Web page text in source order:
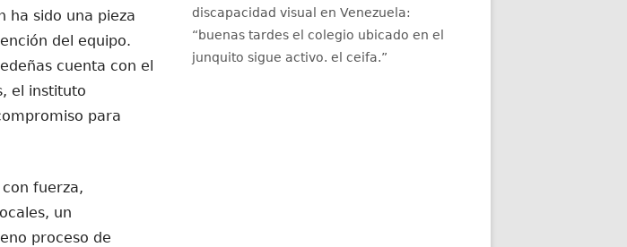
ha sido una pieza
del equipo.
cuenta con el
el instituto
para
fuerza,
un
proceso de
discapacidad visual en Venezuela:
“buenas tardes el colegio ubicado en el
junquito sigue activo. el ceifa.”